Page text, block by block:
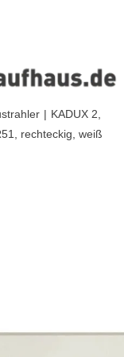
| KADUX 2,
rechteckig, weiß